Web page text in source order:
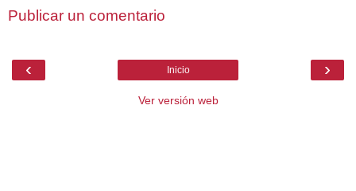
Publicar un comentario
‹ ›
Inicio
Ver versión web